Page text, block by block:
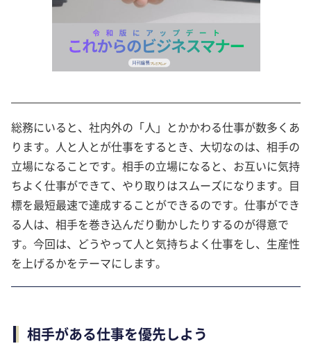
総務にいると、社内外の「人」とかかわる仕事が数多くあ
ります。人と人とが仕事をするとき、大切なのは、相手の
立場になることです。相手の立場になると、お互いに気持
ちよく仕事ができて、やり取りはスムーズになります。目
標を最短最速で達成することができるのです。仕事ができ
る人は、相手を巻き込んだり動かしたりするのが得意で
す。今回は、どうやって人と気持ちよく仕事をし、生産性
を上げるかをテーマにします。
相手がある仕事を優先しよう